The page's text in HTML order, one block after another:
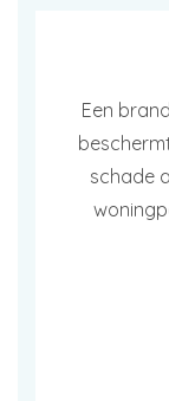
Een
schade